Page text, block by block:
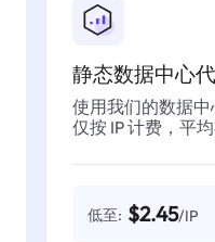
静态数据中心
使用我们的数据中
仅按 IP 计费，平均
低至: $2.45/IP